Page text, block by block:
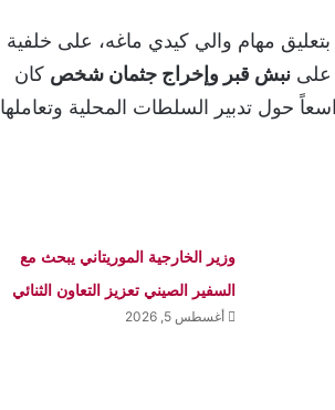
مهام والي كيدي ماغه، على خلفية
على نبش قبر وإخراج جثمان شخص كان
حول تدبير السلطات المحلية وتعاملها
وزير الخارجية الموريتاني يبحث مع
السفير الصيني تعزيز التعاون الثنائي
أغسطس 5, 2026